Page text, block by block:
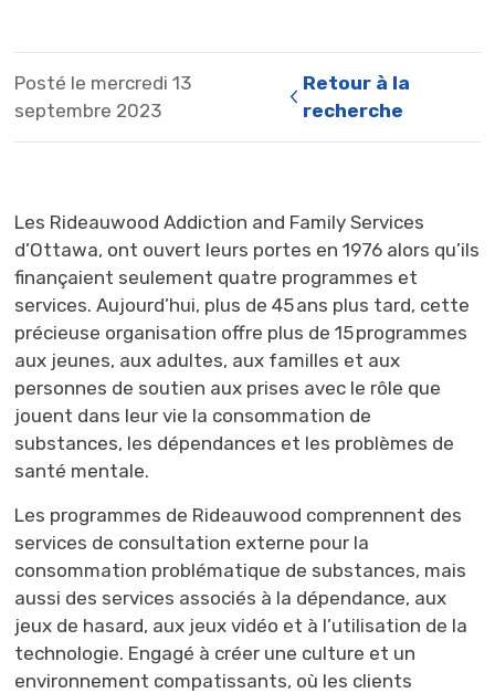
Posté le mercredi 13
septembre 2023
Retour à la
recherche
Les Rideauwood Addiction and Family Services
d’Ottawa, ont ouvert leurs portes en 1976 alors qu’ils
finançaient seulement quatre programmes et
services. Aujourd’hui, plus de 45 ans plus tard, cette
précieuse organisation offre plus de 15 programmes
aux jeunes, aux adultes, aux familles et aux
personnes de soutien aux prises avec le rôle que
jouent dans leur vie la consommation de
substances, les dépendances et les problèmes de
santé mentale.
Les programmes de Rideauwood comprennent des
services de consultation externe pour la
consommation problématique de substances, mais
aussi des services associés à la dépendance, aux
jeux de hasard, aux jeux vidéo et à l’utilisation de la
technologie. Engagé à créer une culture et un
environnement compatissants, où les clients